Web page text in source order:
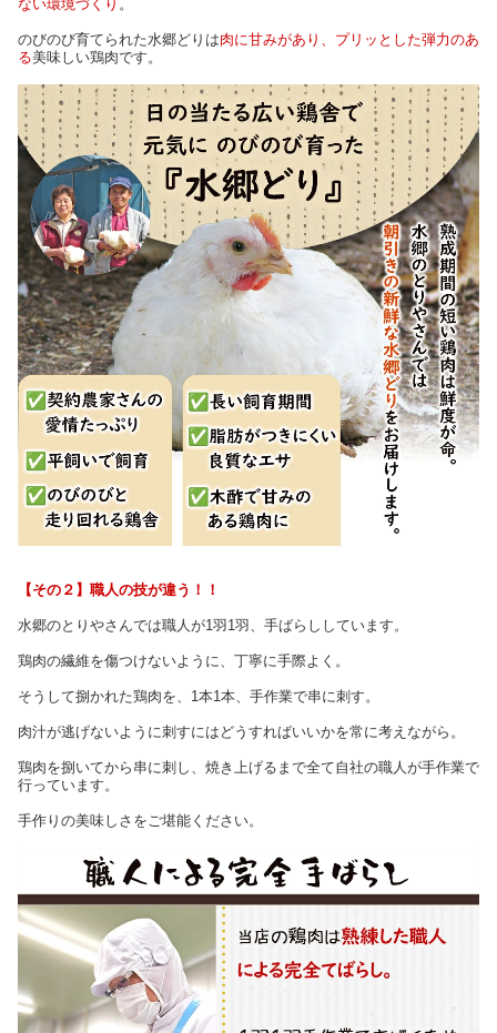
ない環境づくり 。
のびのび育てられた水郷どりは肉に甘みがあり、プリッとした弾力のあ
る美味しい鶏肉です。
【その２】職人の技が違う！！
水郷のとりやさんでは職人が1羽1羽、手ばらししています。
鶏肉の繊維を傷つけないように、丁寧に手際よく。
そうして捌かれた鶏肉を、1本1本、手作業で串に刺す。
肉汁が逃げないように刺すにはどうすればいいかを常に考えながら。
鶏肉を捌いてから串に刺し、焼き上げるまで全て自社の職人が手作業で
行っています。
手作りの美味しさをご堪能ください。